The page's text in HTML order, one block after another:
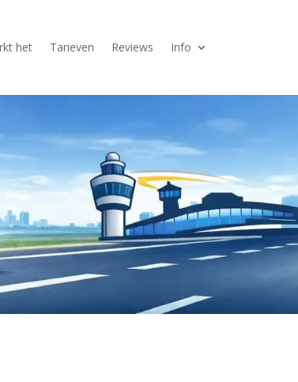
het Tarieven Reviews Info